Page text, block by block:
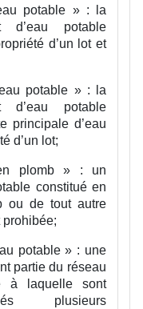
potable » :
la
d’eau potable
d’un lot et
potable » :
la
d’eau potable
principale d’eau
d’un lot;
plomb » : un
constitué en
ou de tout autre
prohibée;
potable » : une
partie du réseau
à laquelle sont
plusieurs